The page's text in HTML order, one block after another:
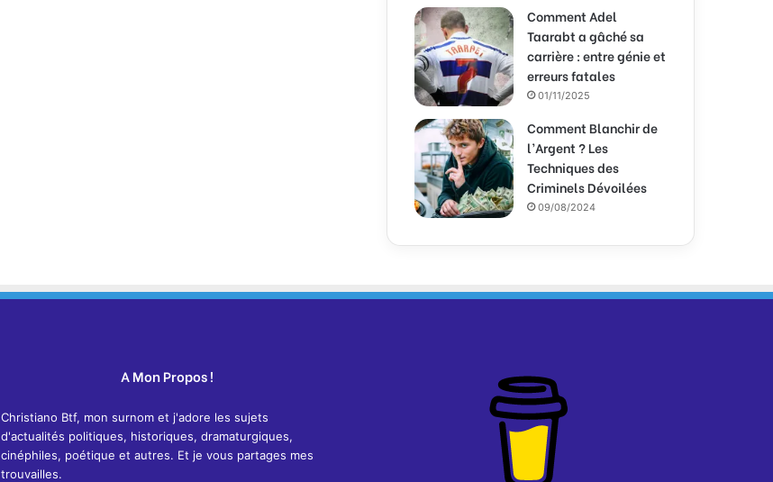
Comment Adel
Taarabt a gâché sa
carrière : entre génie et
erreurs fatales
01/11/2025
Comment Blanchir de
l’Argent ? Les
Techniques des
Criminels Dévoilées
09/08/2024
A Mon Propos !
Christiano Btf, mon surnom et j'adore les sujets
d'actualités politiques, historiques, dramaturgiques,
cinéphiles, poétique et autres. Et je vous partages mes
trouvailles.